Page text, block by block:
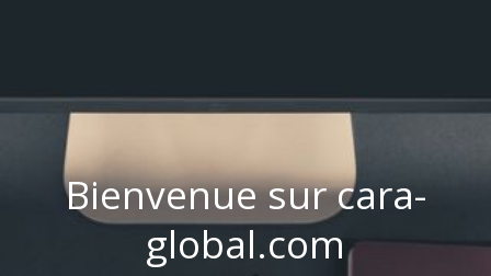
Bienvenue sur cara-
global.com